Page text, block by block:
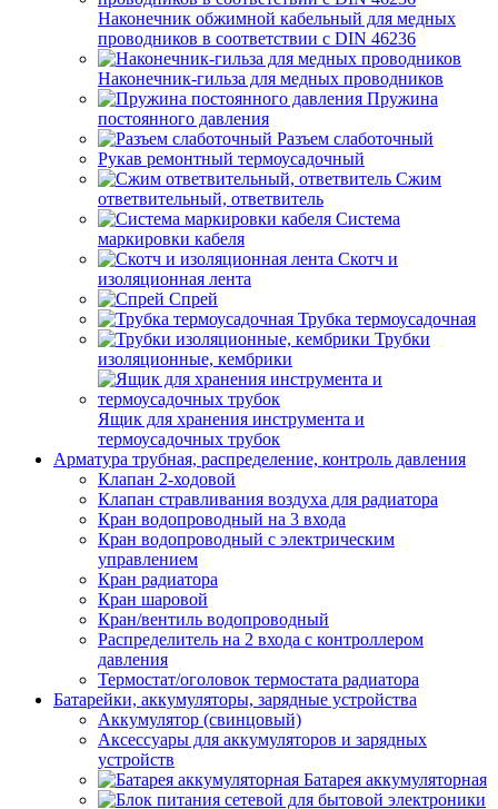
Наконечник обжимной кабельный для медных
проводников в соответствии с DIN 46236
Наконечник-гильза для медных проводников
Пружина
постоянного давления
Разъем слаботочный
Рукав ремонтный термоусадочный
Сжим
ответвительный, ответвитель
Система
маркировки кабеля
Скотч и
изоляционная лента
Спрей
Трубка термоусадочная
Трубки
изоляционные, кембрики
Ящик для хранения инструмента и
термоусадочных трубок
Арматура трубная, распределение, контроль давления
Клапан 2-ходовой
Клапан стравливания воздуха для радиатора
Кран водопроводный на 3 входа
Кран водопроводный с электрическим
управлением
Кран радиатора
Кран шаровой
Кран/вентиль водопроводный
Распределитель на 2 входа с контроллером
давления
Термостат/оголовок термостата радиатора
Батарейки, аккумуляторы, зарядные устройства
Аккумулятор (свинцовый)
Аксессуары для аккумуляторов и зарядных
устройств
Батарея аккумуляторная